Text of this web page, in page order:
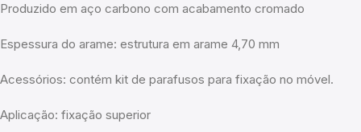
Produzido em aço carbono com acabamento cromado
Espessura do arame: estrutura em arame 4,70 mm
Acessórios: contém kit de parafusos para fixação no móvel.
Aplicação: fixação superior